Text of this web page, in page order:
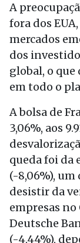
A
fora dos
mercados
dos
global, o que
em todo o
A bolsa de
3,06%, aos
queda foi da
(-8,06%),
desistir da
empresas
Deutsche
(-4,44%),